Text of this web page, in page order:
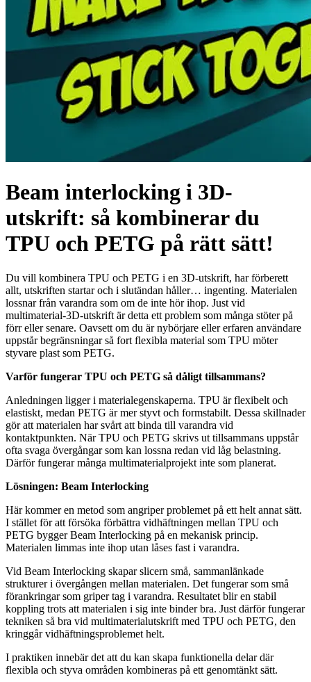
Beam interlocking i 3D-
utskrift: så kombinerar du
TPU och PETG på rätt sätt!
Du vill kombinera TPU och PETG i en 3D-utskrift, har förberett
allt, utskriften startar och i slutändan håller… ingenting. Materialen
lossnar från varandra som om de inte hör ihop. Just vid
multimaterial-3D-utskrift är detta ett problem som många stöter på
förr eller senare. Oavsett om du är nybörjare eller erfaren användare
uppstår begränsningar så fort flexibla material som TPU möter
styvare plast som PETG.
Varför fungerar TPU och PETG så dåligt tillsammans?
Anledningen ligger i materialegenskaperna. TPU är flexibelt och
elastiskt, medan PETG är mer styvt och formstabilt. Dessa skillnader
gör att materialen har svårt att binda till varandra vid
kontaktpunkten. När TPU och PETG skrivs ut tillsammans uppstår
ofta svaga övergångar som kan lossna redan vid låg belastning.
Därför fungerar många multimaterialprojekt inte som planerat.
Lösningen: Beam Interlocking
Här kommer en metod som angriper problemet på ett helt annat sätt.
I stället för att försöka förbättra vidhäftningen mellan TPU och
PETG bygger Beam Interlocking på en mekanisk princip.
Materialen limmas inte ihop utan låses fast i varandra.
Vid Beam Interlocking skapar slicern små, sammanlänkade
strukturer i övergången mellan materialen. Det fungerar som små
förankringar som griper tag i varandra. Resultatet blir en stabil
koppling trots att materialen i sig inte binder bra. Just därför fungerar
tekniken så bra vid multimaterialutskrift med TPU och PETG, den
kringgår vidhäftningsproblemet helt.
I praktiken innebär det att du kan skapa funktionella delar där
flexibla och styva områden kombineras på ett genomtänkt sätt.